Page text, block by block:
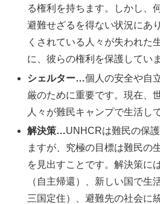
る権利を持ちます。しかし、
避難せざるを得ない状況にあ
くされている人々が失われた
に、彼らの権利を保護してい
シェルター…個人の安全や自
厳のために重要です。現在、
人々が難民キャンプで生活し
解決策…UNHCRは難民の保
ますが、究極の目標は難民の
を見出すことです。解決策に
（自主帰還）、新しい国で生
三国定住）、避難先の社会に